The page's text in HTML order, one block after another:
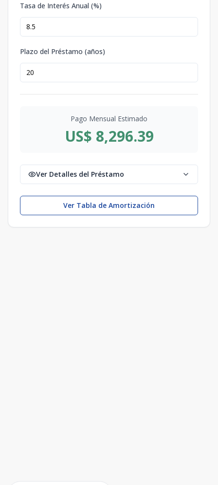
Tasa de Interés Anual (%)
Plazo del Préstamo (años)
Pago Mensual Estimado
US$ 8,296.39
Ver Detalles del Préstamo
Ver Tabla de Amortización